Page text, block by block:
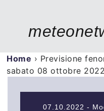
Home › Previsione
sabato 08 ottobre 2022
07.10.2022 -